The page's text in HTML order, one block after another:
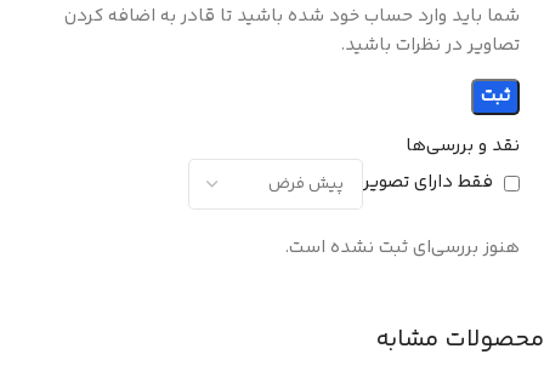
نقد و بررسی‌ها
فقط دارای تصویر
هنوز بررسی‌ای ثبت نشده است.
شما باید وارد حساب خود شده باشید تا قادر به اضافه کردن
تصاویر در نظرات باشید.
محصولات مشابه